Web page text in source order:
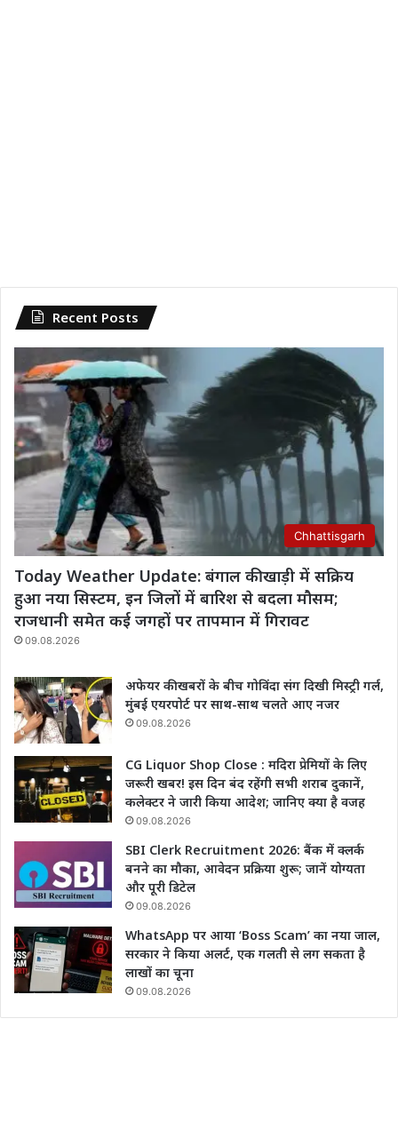
Recent Posts
Chhattisgarh
Today Weather Update: बंगाल की खाड़ी में सक्रिय
हुआ नया सिस्टम, इन जिलों में बारिश से बदला मौसम;
राजधानी समेत कई जगहों पर तापमान में गिरावट
09.08.2026
अफेयर की खबरों के बीच गोविंदा संग दिखी मिस्ट्री गर्ल,
मुंबई एयरपोर्ट पर साथ-साथ चलते आए नजर
09.08.2026
CG Liquor Shop Close : मदिरा प्रेमियों के लिए
जरूरी खबर! इस दिन बंद रहेंगी सभी शराब दुकानें,
कलेक्टर ने जारी किया आदेश; जानिए क्या है वजह
09.08.2026
SBI Clerk Recruitment 2026: बैंक में क्लर्क
बनने का मौका, आवेदन प्रक्रिया शुरू; जानें योग्यता
और पूरी डिटेल
09.08.2026
WhatsApp पर आया ‘Boss Scam’ का नया जाल,
सरकार ने किया अलर्ट, एक गलती से लग सकता है
लाखों का चूना
09.08.2026